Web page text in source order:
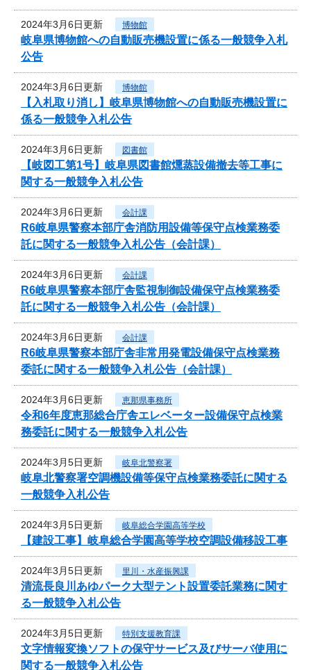
2024年3月6日更新 博物館
岐阜県博物館への自動販売機設置に係る一般競争入札
公告
2024年3月6日更新 博物館
【入札取り消し】岐阜県博物館への自動販売機設置に
係る一般競争入札公告
2024年3月6日更新 図書館
【岐図工第1号】岐阜県図書館燻蒸設備撤去等工事に
関する一般競争入札公告
2024年3月6日更新 会計課
R6岐阜県警察本部庁舎消防用設備等保守点検業務委
託に関する一般競争入札公告（会計課）
2024年3月6日更新 会計課
R6岐阜県警察本部庁舎監視制御設備保守点検業務委
託に関する一般競争入札公告（会計課）
2024年3月6日更新 会計課
R6岐阜県警察本部庁舎非常用発電設備保守点検業務
委託に関する一般競争入札公告（会計課）
2024年3月6日更新 恵那県事務所
令和6年度恵那総合庁舎エレベーター設備保守点検業
務委託に関する一般競争入札公告
2024年3月5日更新 岐阜北警察署
岐阜北警察署空調機設備等保守点検業務委託に関する
一般競争入札公告
2024年3月5日更新 岐阜総合学園高等学校
【建設工事】岐阜総合学園高等学校空調設備移設工事
2024年3月5日更新 里川・水産振興課
清流長良川あゆパーク大型テント設置委託業務に関す
る一般競争入札公告
2024年3月5日更新 特別支援教育課
文字情報変換ソフトの保守サービス及びサーバ使用に
関する一般競争入札公告